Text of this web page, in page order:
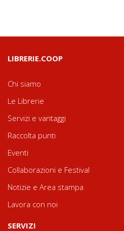
LIBRERIE.COOP
Chi siamo
Le Librerie
Servizi e vantaggi
Raccolta punti
Eventi
Collaborazioni e Festival
Notizie e Area stampa
Lavora con noi
SERVIZI